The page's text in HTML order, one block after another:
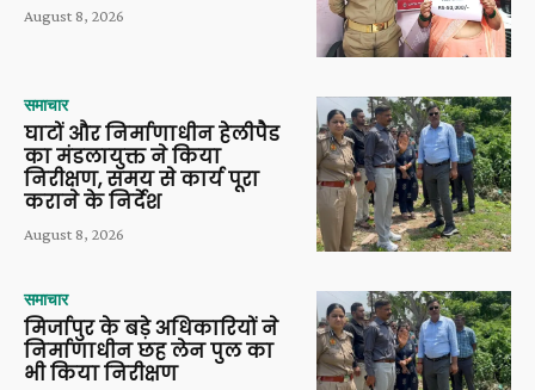
August 8, 2026
समाचार
घाटों और निर्माणाधीन हेलीपैड
का मंडलायुक्त ने किया
निरीक्षण, समय से कार्य पूरा
कराने के निर्देश
August 8, 2026
समाचार
मिर्जापुर के बड़े अधिकारियों ने
निर्माणाधीन छह लेन पुल का
भी किया निरीक्षण